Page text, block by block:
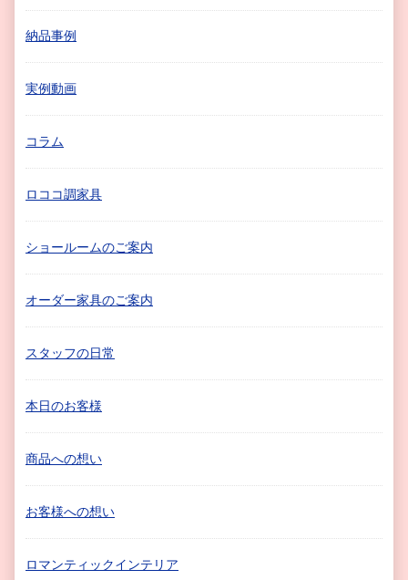
納品事例
実例動画
コラム
ロココ調家具
ショールームのご案内
オーダー家具のご案内
スタッフの日常
本日のお客様
商品への想い
お客様への想い
ロマンティックインテリア